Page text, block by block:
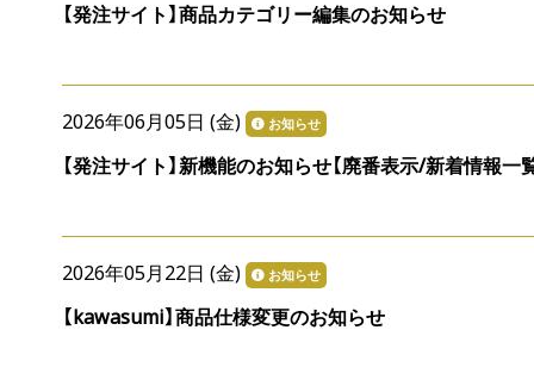
【発注サイト】商品カテゴリー編集のお知らせ
2026年06月05日 (金) お知らせ
【発注サイト】新機能のお知らせ【廃番表示/新着情報一
2026年05月22日 (金) お知らせ
【kawasumi】商品仕様変更のお知らせ